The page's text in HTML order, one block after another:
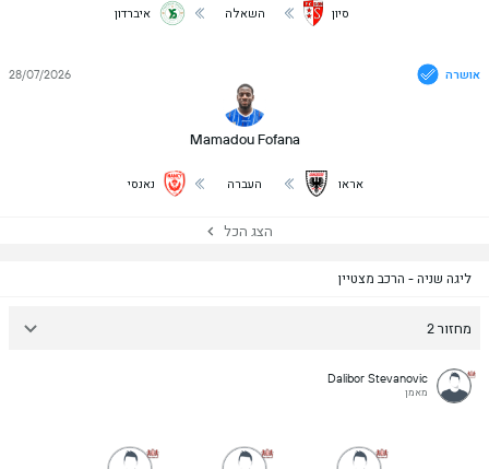
סיון השאלה איברדון
אושרה
Mamadou Fofana
28/07/2026
אראו העברה נאנסי
הצג הכל
ליגה שניה - הרכב מצטיין
מחזור 2
Dalibor Stevanovic
מאמן